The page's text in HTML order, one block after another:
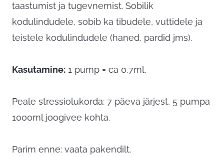
taastumist ja tugevnemist. Sobilik
kodulindudele, sobib ka tibudele, vuttidele ja
teistele kodulindudele (haned, pardid jms).
Kasutamine: 1 pump = ca 0,7ml.
Peale stressiolukorda: 7 päeva järjest, 5 pumpa
1000ml joogivee kohta.
Parim enne: vaata pakendilt.